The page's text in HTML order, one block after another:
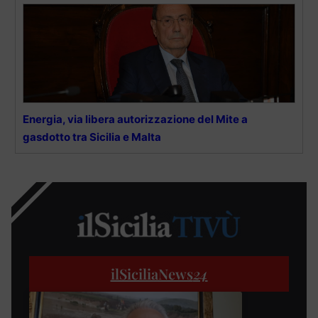
Energia, via libera autorizzazione del Mite a
gasdotto tra Sicilia e Malta
ilSiciliaNews24